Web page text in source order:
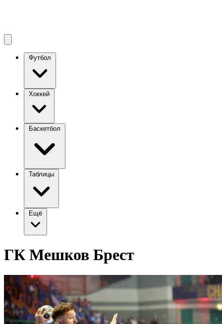
Футбол
Хоккей
Баскетбол
Таблицы
Ещё
ГК Мешков Брест